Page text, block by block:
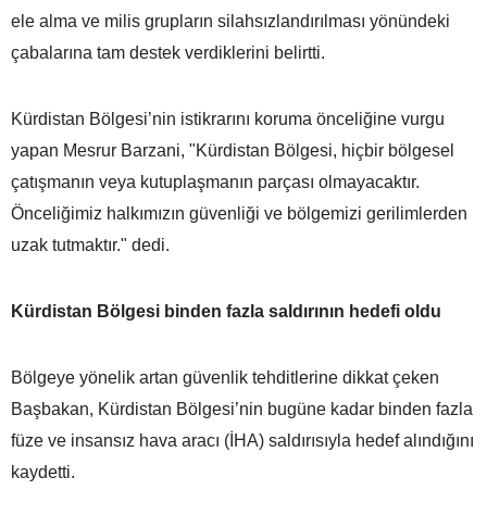
ele alma ve milis grupların silahsızlandırılması yönündeki
çabalarına tam destek verdiklerini belirtti.
Kürdistan Bölgesi’nin istikrarını koruma önceliğine vurgu
yapan Mesrur Barzani, "Kürdistan Bölgesi, hiçbir bölgesel
çatışmanın veya kutuplaşmanın parçası olmayacaktır.
Önceliğimiz halkımızın güvenliği ve bölgemizi gerilimlerden
uzak tutmaktır." dedi.
Kürdistan Bölgesi binden fazla saldırının hedefi oldu
Bölgeye yönelik artan güvenlik tehditlerine dikkat çeken
Başbakan, Kürdistan Bölgesi’nin bugüne kadar binden fazla
füze ve insansız hava aracı (İHA) saldırısıyla hedef alındığını
kaydetti.